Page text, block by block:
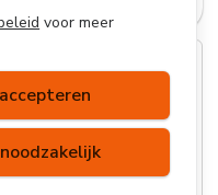
voor meer
Hierdoor
van de site niet
over welke browsers